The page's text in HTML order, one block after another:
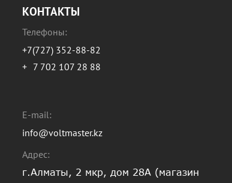
КОНТАКТЫ
Телефоны:
+7(727) 352-88-82
+ 7 702 107 28 88
E-mail:
info@voltmaster.kz
Адрес:
г.Алматы, 2 мкр, дом 28А (магазин